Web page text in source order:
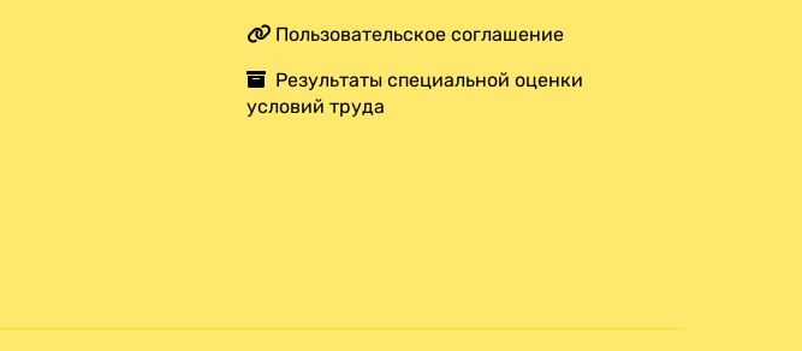
Пользовательское соглашение
Результаты специальной оценки
условий труда